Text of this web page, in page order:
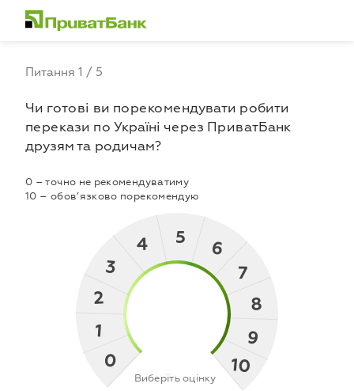
Питання 1 / 5
Чи готові ви порекомендувати робити
перекази по Україні через ПриватБанк
друзям та родичам?
0 – точно не рекомендуватиму
10 – обов’язково порекомендую
0
1
2
3
4 5 6
7
8
9
10
Виберіть оцінку